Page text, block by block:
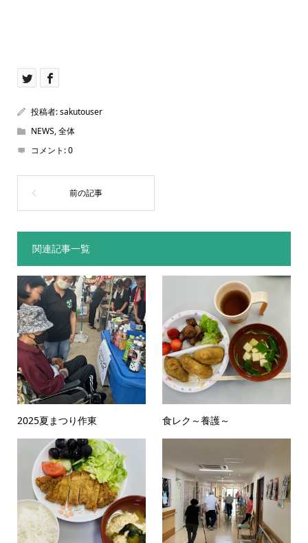
投稿者:sakutouser
NEWS,全体
コメント:0
関連記事一覧
2025夏まつり作東 食レク～養護～